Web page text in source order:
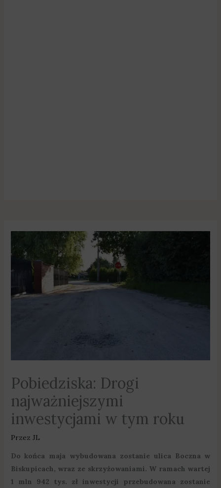
Pobiedziska: Drogi
najważniejszymi
inwestycjami w tym roku
Przez JL
Do końca maja wybudowana zostanie ulica Boczna w
Biskupicach, wraz ze skrzyżowaniami. W ramach wartej
1 mln 942 tys. zł inwestycji przebudowana zostanie